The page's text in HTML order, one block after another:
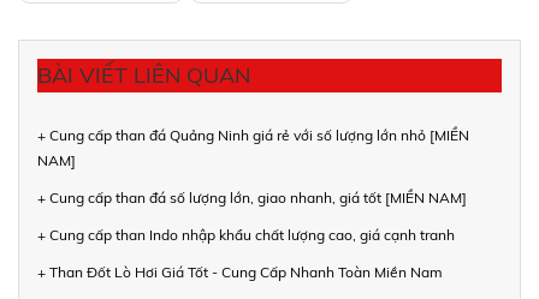
BÀI VIẾT LIÊN QUAN
+ Cung cấp than đá Quảng Ninh giá rẻ với số lượng lớn nhỏ [MIỀN
NAM]
+ Cung cấp than đá số lượng lớn, giao nhanh, giá tốt [MIỀN NAM]
+ Cung cấp than Indo nhập khẩu chất lượng cao, giá cạnh tranh
+ Than Đốt Lò Hơi Giá Tốt - Cung Cấp Nhanh Toàn Miền Nam